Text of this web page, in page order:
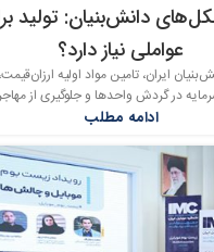
دانش‌بنیان: تولید
عواملی نیاز دارد؟
ایران، تامین مواد اولیه
در گردش واحدها و جلوگیری از
ادامه مطلب